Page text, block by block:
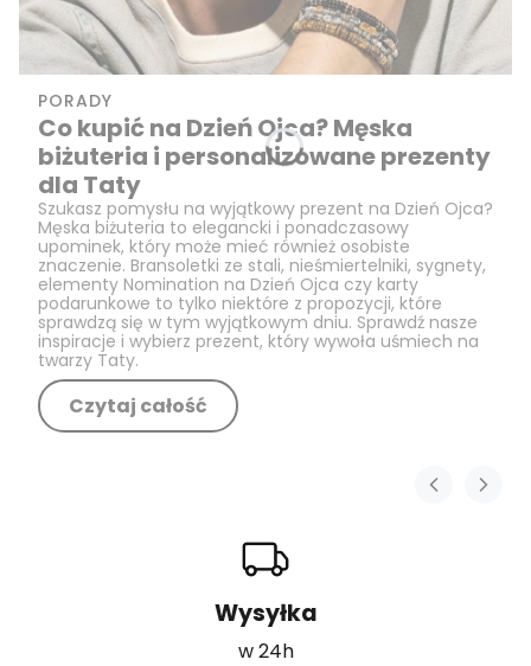
PORADY
Co kupić na Dzień Ojca? Męska
biżuteria i personalizowane prezenty
dla Taty
Szukasz pomysłu na wyjątkowy prezent na Dzień Ojca?
Męska biżuteria to elegancki i ponadczasowy
upominek, który może mieć również osobiste
znaczenie. Bransoletki ze stali, nieśmiertelniki, sygnety,
elementy Nomination na Dzień Ojca czy karty
podarunkowe to tylko niektóre z propozycji, które
sprawdzą się w tym wyjątkowym dniu. Sprawdź nasze
inspiracje i wybierz prezent, który wywoła uśmiech na
twarzy Taty.
Czytaj całość
Wysyłka
w 24h